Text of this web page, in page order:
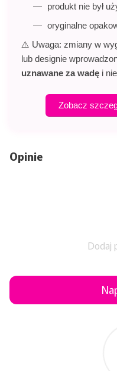
produkt nie był
oryginalne
⚠️ Uwaga: zmiany w
lub designie
uznawane za wadę i
Zobacz
Opinie
Dodaj